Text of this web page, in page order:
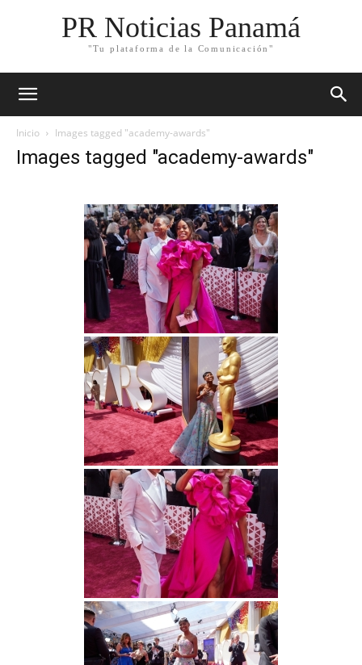
PR Noticias Panamá
"Tu plataforma de la Comunicación"
Inicio Images tagged "academy-awards"
Images tagged "academy-awards"